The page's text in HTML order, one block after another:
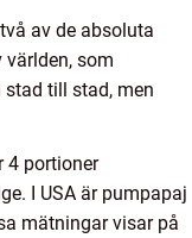
av de absoluta
som
till stad, men
4 portioner
I USA är pumpapaj
mätningar visar på